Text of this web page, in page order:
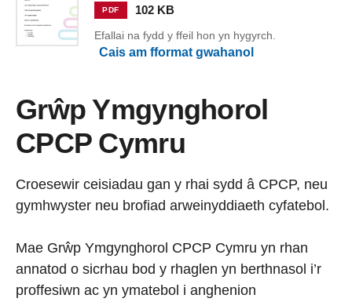
PDF 102 KB
Efallai na fydd y ffeil hon yn hygyrch.
Cais am fformat gwahanol
Grŵp Ymgynghorol
CPCP Cymru
Croesewir ceisiadau gan y rhai sydd â CPCP, neu
gymhwyster neu brofiad arweinyddiaeth cyfatebol.
Mae Grŵp Ymgynghorol CPCP Cymru yn rhan
annatod o sicrhau bod y rhaglen yn berthnasol i’r
proffesiwn ac yn ymatebol i anghenion